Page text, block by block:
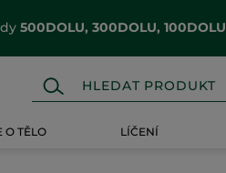
500DOLU, 300DOLU, 100DOLU
O TĚLO LÍČENÍ